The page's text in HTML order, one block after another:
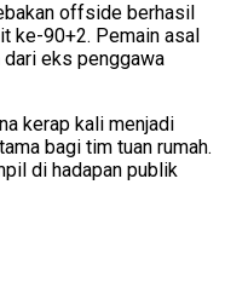
offside berhasil
ke-90+2. Pemain asal
eks penggawa
kerap kali menjadi
bagi tim tuan rumah.
di hadapan publik